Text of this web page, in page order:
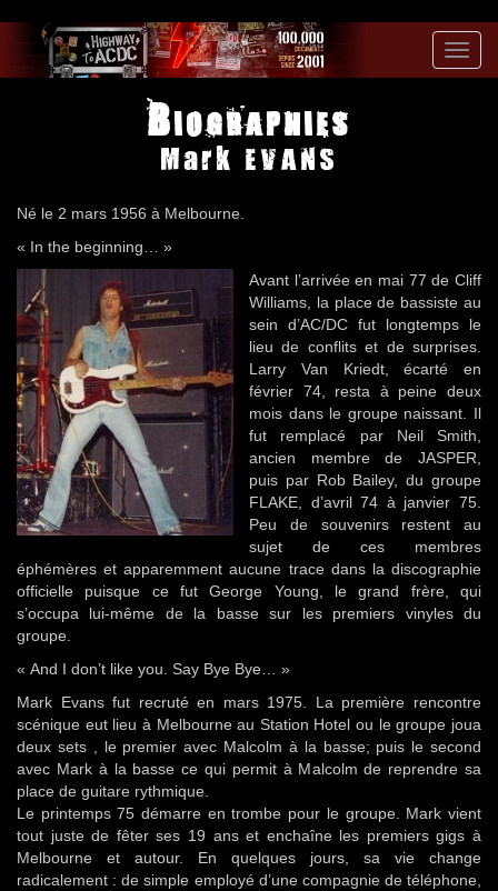
Biographies
Mark EVANS
Né le 2 mars 1956 à Melbourne.
« In the beginning… »
Avant l’arrivée en mai 77 de Cliff
Williams, la place de bassiste au
sein d’AC/DC fut longtemps le
lieu de conflits et de surprises.
Larry Van Kriedt, écarté en
février 74, resta à peine deux
mois dans le groupe naissant. Il
fut remplacé par Neil Smith,
ancien membre de JASPER,
puis par Rob Bailey, du groupe
FLAKE, d’avril 74 à janvier 75.
Peu de souvenirs restent au
sujet de ces membres
éphémères et apparemment aucune trace dans la discographie
officielle puisque ce fut George Young, le grand frère, qui
s’occupa lui-même de la basse sur les premiers vinyles du
groupe.
« And I don’t like you. Say Bye Bye… »
Mark Evans fut recruté en mars 1975. La première rencontre
scénique eut lieu à Melbourne au Station Hotel ou le groupe joua
deux sets , le premier avec Malcolm à la basse; puis le second
avec Mark à la basse ce qui permit à Malcolm de reprendre sa
place de guitare rythmique.
Le printemps 75 démarre en trombe pour le groupe. Mark vient
tout juste de fêter ses 19 ans et enchaîne les premiers gigs à
Melbourne et autour. En quelques jours, sa vie change
radicalement : de simple employé d’une compagnie de téléphone,